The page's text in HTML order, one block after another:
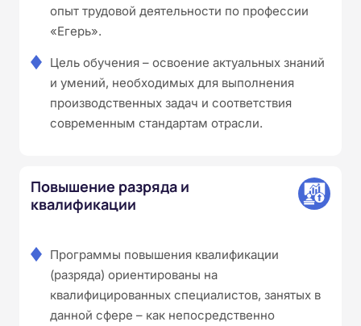
опыт трудовой деятельности по профессии
«Егерь».
Цель обучения – освоение актуальных знаний
и умений, необходимых для выполнения
производственных задач и соответствия
современным стандартам отрасли.
Повышение разряда и
квалификации
Программы повышения квалификации
(разряда) ориентированы на
квалифицированных специалистов, занятых в
данной сфере – как непосредственно